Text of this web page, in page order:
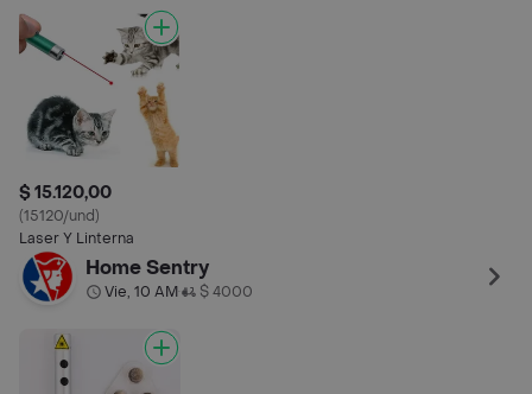
$ 15.120,00
(15120/und)
Laser Y Linterna
Home Sentry
Vie, 10 AM• $ 4000